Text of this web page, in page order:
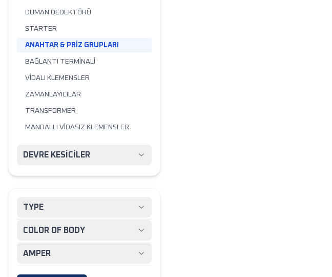
DUMAN DEDEKTÖRÜ
STARTER
ANAHTAR & PRİZ GRUPLARI
BAĞLANTI TERMİNALİ
VİDALI KLEMENSLER
ZAMANLAYICILAR
TRANSFORMER
MANDALLI VİDASIZ KLEMENSLER
DEVRE KESİCİLER
TYPE
COLOR OF BODY
AMPER